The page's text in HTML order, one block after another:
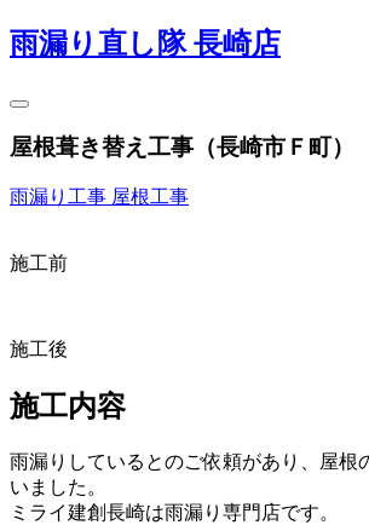
雨漏り直し隊 長崎店
屋根葺き替え工事（長崎市Ｆ町）
雨漏り工事 屋根工事
施工前
施工後
施工内容
雨漏りしているとのご依頼があり、屋根
いました。
ミライ建創長崎は雨漏り専門店です。